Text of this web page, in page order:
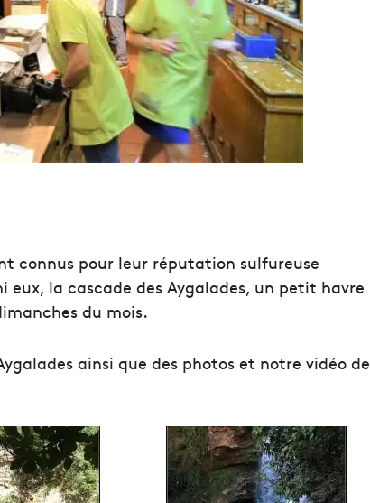
connus pour leur réputation sulfureuse
la cascade des Aygalades, un petit havre
du mois.
ainsi que des photos et notre vidéo de